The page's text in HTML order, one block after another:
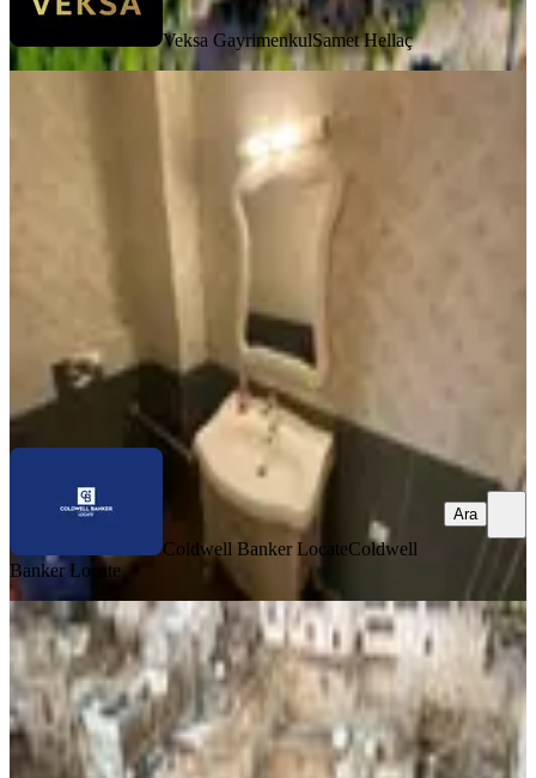
Veksa GayrimenkulSamet Hellaç
Göztepe'de Restorasyonu Yapılmış
Satılık Tarihi Köşk
İzmir, Konak
6+1
330 m²· 02.08.2026
Coldwell Banker LocateColdwell Banker Locate
Ara
Coldwell Banker LocateColdwell
Banker Locate
Ara
Mardin Artukluda Yatırım Potansiyeli
Yüksek Taş Konak
Mardin, Artuklu
9+ Oda
750 m² ·02.08.2026